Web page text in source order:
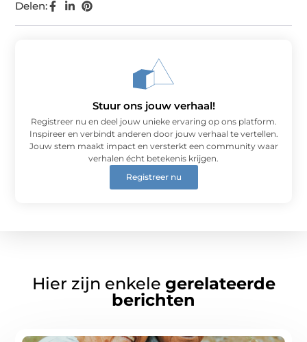
Delen:
Stuur ons jouw verhaal!
Registreer nu en deel jouw unieke ervaring op ons platform.
Inspireer en verbindt anderen door jouw verhaal te vertellen.
Jouw stem maakt impact en versterkt een community waar
verhalen écht betekenis krijgen.
Registreer nu
Hier zijn enkele gerelateerde
berichten